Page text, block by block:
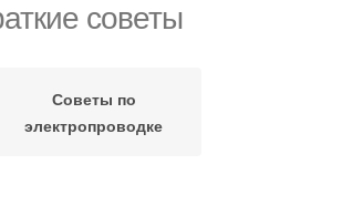
советы
Советы по
электропроводке